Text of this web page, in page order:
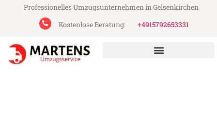
Professionelles Umzugsunternehmen in Gelsenkirchen
Kostenlose Beratung:
+4915792653331